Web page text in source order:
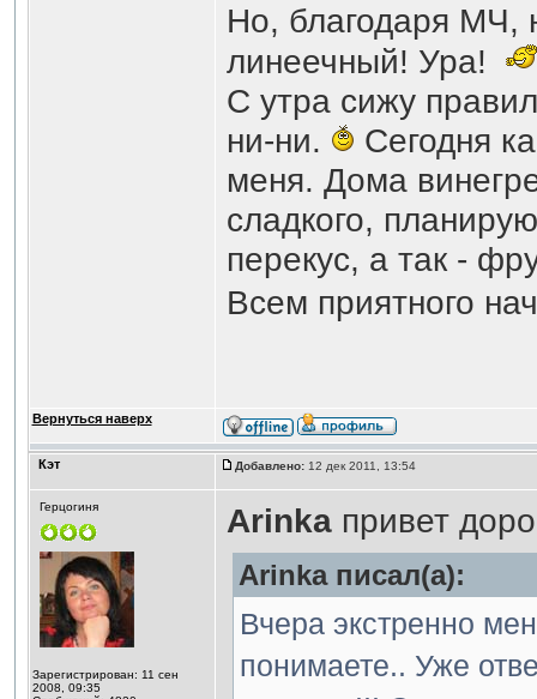
Но, благодаря МЧ,
линеечный! Ура!
С утра сижу
ни-ни.
Сегодня
меня. Дома
сладкого,
перекус, а так -
Всем приятного
Вернуться наверх
Кэт Добавлено:12 дек 2011, 13:54
Герцогиня
Зарегистрирован: 11 сен
2008, 09:35
Аrinkaпривет
Аrinka писал(а):
Вчера экстренно
понимаете.. Уже